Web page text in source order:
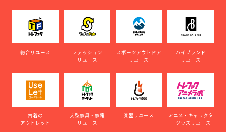
総合リユース
ファッション
リユース
スポーツアウトドア
リユース
ハイブランド
リユース
古着の
アウトレット
大型家具・家電
リユース
楽器リユース
アニメ・キャラクタ
ーグッズリユース